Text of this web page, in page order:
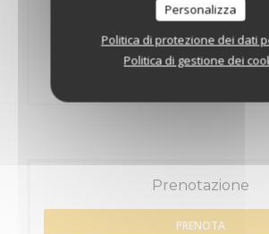
Personalizza
Politica di protezione dei dati
Politica di gestione dei
Bière Saison "Botte
30,00 EUR
12x33cl
Prenotazione
PRENOTA